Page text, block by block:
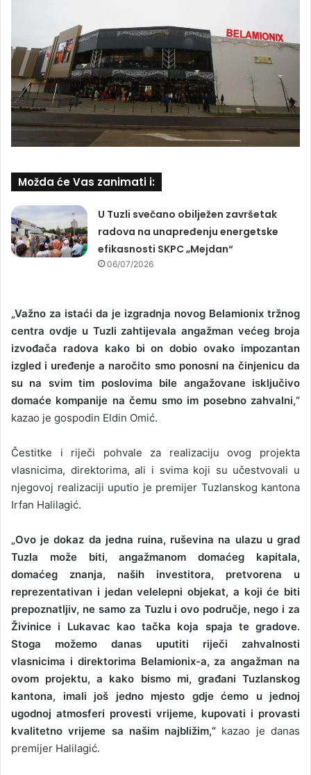
Možda će Vas zanimati i:
U Tuzli svečano obilježen završetak
radova na unapređenju energetske
efikasnosti SKPC „Mejdan“
06/07/2026
„Važno za istaći da je izgradnja novog Belamionix tržnog
centra ovdje u Tuzli zahtijevala angažman većeg broja
izvođača radova kako bi on dobio ovako impozantan
izgled i uređenje a naročito smo ponosni na činjenicu da
su na svim tim poslovima bile angažovane isključivo
domaće kompanije na čemu smo im posebno zahvalni,“
kazao je gospodin Eldin Omić.
Čestitke i riječi pohvale za realizaciju ovog projekta
vlasnicima, direktorima, ali i svima koji su učestvovali u
njegovoj realizaciji uputio je premijer Tuzlanskog kantona
Irfan Halilagić.
„Ovo je dokaz da jedna ruina, ruševina na ulazu u grad
Tuzla može biti, angažmanom domaćeg kapitala,
domaćeg znanja, naših investitora, pretvorena u
reprezentativan i jedan velelepni objekat, a koji će biti
prepoznatljiv, ne samo za Tuzlu i ovo područje, nego i za
Živinice i Lukavac kao tačka koja spaja te gradove.
Stoga možemo danas uputiti riječi zahvalnosti
vlasnicima i direktorima Belamionix-a, za angažman na
ovom projektu, a kako bismo mi, građani Tuzlanskog
kantona, imali još jedno mjesto gdje ćemo u jednoj
ugodnoj atmosferi provesti vrijeme, kupovati i provasti
kvalitetno vrijeme sa našim najbližim,“ kazao je danas
premijer Halilagić.